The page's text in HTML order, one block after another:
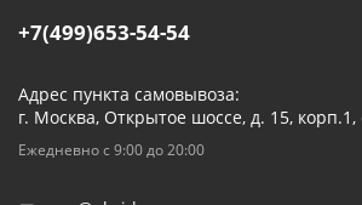
+7(499)653-54-54
Адрес пункта самовывоза:
г. Москва, Открытое шоссе, д. 15, корп.1,
Ежедневно с 9:00 до 20:00